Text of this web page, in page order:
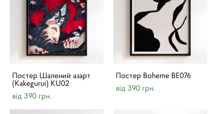
Постер Шалений азарт
(Kakegurui) KU02
від 390 грн.
Постер Boheme BE076
від 390 грн.